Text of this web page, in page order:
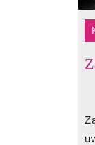
Zabawki dla dziewczynek W początkowych latach życia dziecka trudno mówić o